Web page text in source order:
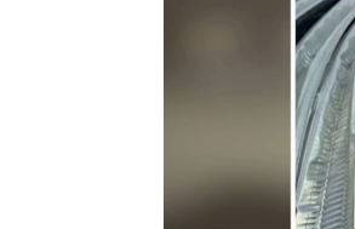
Simak informasi